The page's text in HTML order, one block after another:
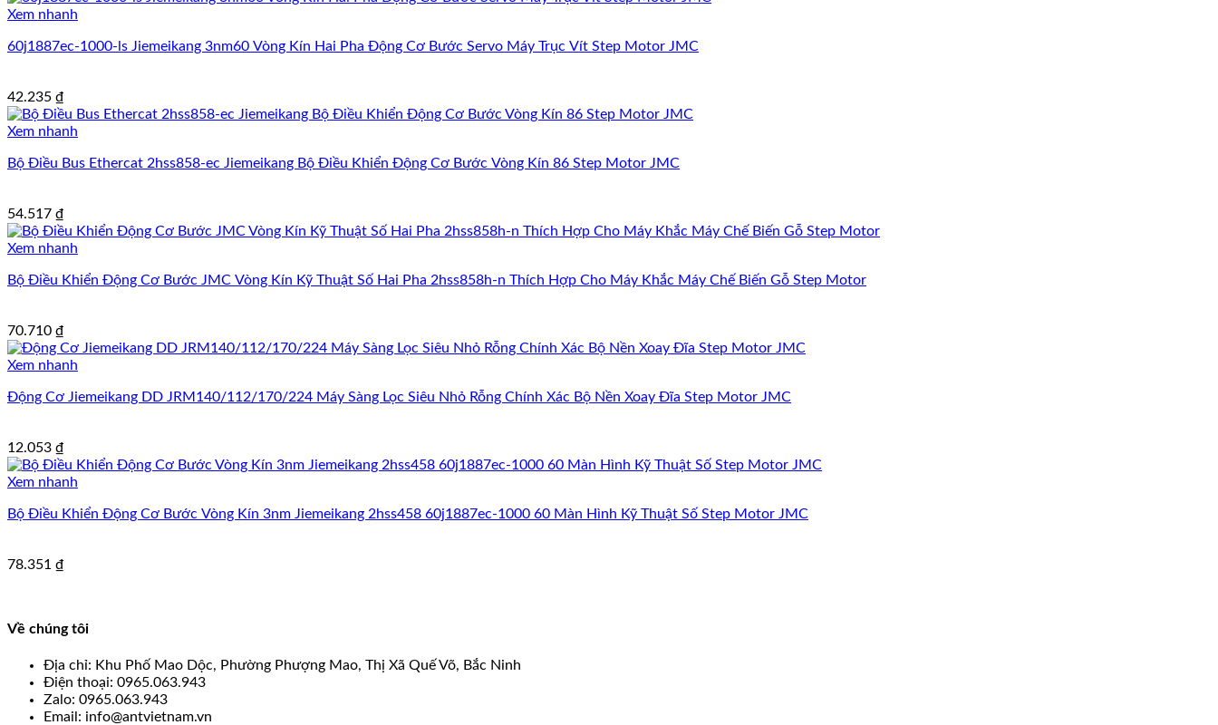
Xem nhanh
60j1887ec-1000-ls Jiemeikang 3nm60 Vòng Kín Hai Pha Động Cơ Bước Servo Máy Trục Vít Step Motor JMC
42.235 ₫
Xem nhanh
Bộ Điều Bus Ethercat 2hss858-ec Jiemeikang Bộ Điều Khiển Động Cơ Bước Vòng Kín 86 Step Motor JMC
54.517 ₫
Xem nhanh
Bộ Điều Khiển Động Cơ Bước JMC Vòng Kín Kỹ Thuật Số Hai Pha 2hss858h-n Thích Hợp Cho Máy Khắc Máy Chế Biến Gỗ Step Motor
70.710 ₫
Xem nhanh
Động Cơ Jiemeikang DD JRM140/112/170/224 Máy Sàng Lọc Siêu Nhỏ Rỗng Chính Xác Bộ Nền Xoay Đĩa Step Motor JMC
12.053 ₫
Xem nhanh
Bộ Điều Khiển Động Cơ Bước Vòng Kín 3nm Jiemeikang 2hss458 60j1887ec-1000 60 Màn Hình Kỹ Thuật Số Step Motor JMC
78.351 ₫
Về chúng tôi
Địa chỉ: Khu Phố Mao Dộc, Phường Phượng Mao, Thị Xã Quế Võ, Bắc Ninh
Điện thoại: 0965.063.943
Zalo: 0965.063.943
Email: info@antvietnam.vn